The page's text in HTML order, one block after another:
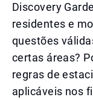
Discovery
residentes e
questões
certas áreas?
regras de
aplicáveis nos